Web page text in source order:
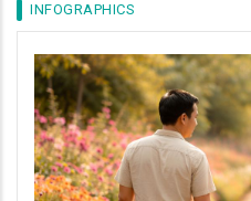
INFOGRAPHICS